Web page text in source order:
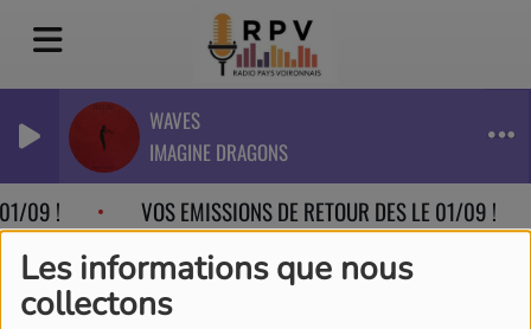
Les informations que nous
collectons
WAVES
IMAGINE DRAGONS
09 ! VOS EMISSIONS DE RETOUR DES LE 01/09 !